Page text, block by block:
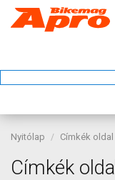
Nyitólap Címkék oldal
Címkék oldal